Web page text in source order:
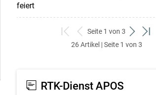
feiert
zum
ersten
zurück
zum
Seite 1 von 3
weiter
zum
zum
26 Artikel | Seite 1 von 3
RTK-Dienst APOS